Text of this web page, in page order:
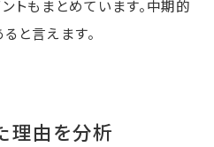
トもまとめています。中期的
と言えます。
理由を分析